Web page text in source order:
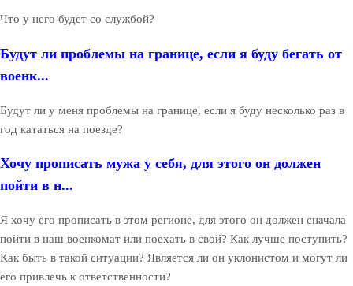
Что у него будет со службой?
Будут ли проблемы на границе, если я буду бегать от
военк...
Будут ли у меня проблемы на границе, если я буду несколько раз в
год кататься на поезде?
Хочу прописать мужа у себя, для этого он должен
пойти в н...
Я хочу его прописать в этом регионе, для этого он должен сначала
пойти в наш военкомат или поехать в свой? Как лучше поступить?
Как быть в такой ситуации? Является ли он уклонистом и могут ли
его привлечь к ответственности?